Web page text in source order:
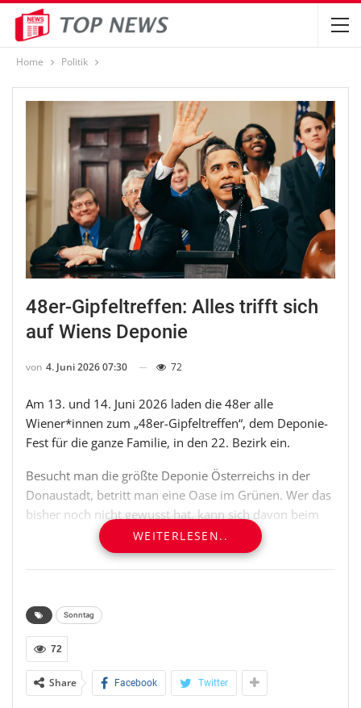
Home Politik
48er-Gipfeltreffen: Alles trifft sich
auf Wiens Deponie
von 4. Juni 2026 07:30 72
Am 13. und 14. Juni 2026 laden die 48er alle
Wiener*innen zum „48er-Gipfeltreffen“, dem Deponie-
Fest für die ganze Familie, in den 22. Bezirk ein.
Besucht man die größte Deponie Österreichs in der
Donaustadt, betritt man eine Oase im Grünen. Wer das
bisher noch nicht gewusst hat, kann sich davon beim
„48er-Gipfeltreffen“ überzeugen. Auf der Deponie
Rautenweg veranstaltet die 48er ihr jährliches Fest mit
einem abwechslungsreichen Programm für die ganze
Bummelzug oder auch aktiv zu Fuß erkundet werden.
SEHENS- UND ERLEBENSWERTES PROGRAMM FÜR
GROSS UND KLEIN
WEITERLESEN..
Sonntag
72
Share Facebook Twitter